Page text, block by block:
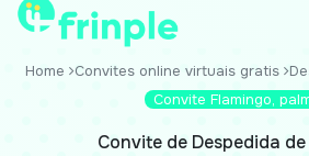
Home Convites online virtuais gratis
Convite Flamingo,
Convite de Despedida